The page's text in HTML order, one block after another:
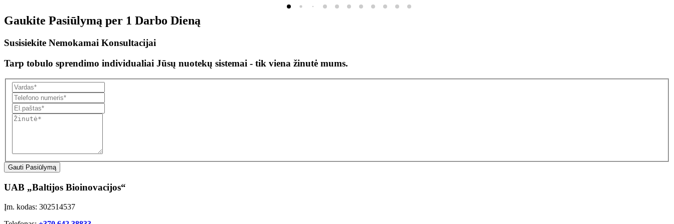
Gaukite Pasiūlymą per 1 Darbo Dieną
Susisiekite Nemokamai Konsultacijai
Tarp tobulo sprendimo individualiai Jūsų nuotekų sistemai - tik viena žinutė mums.
Gauti Pasiūlymą
UAB „Baltijos Bioinovacijos“
Įm. kodas: 302514537